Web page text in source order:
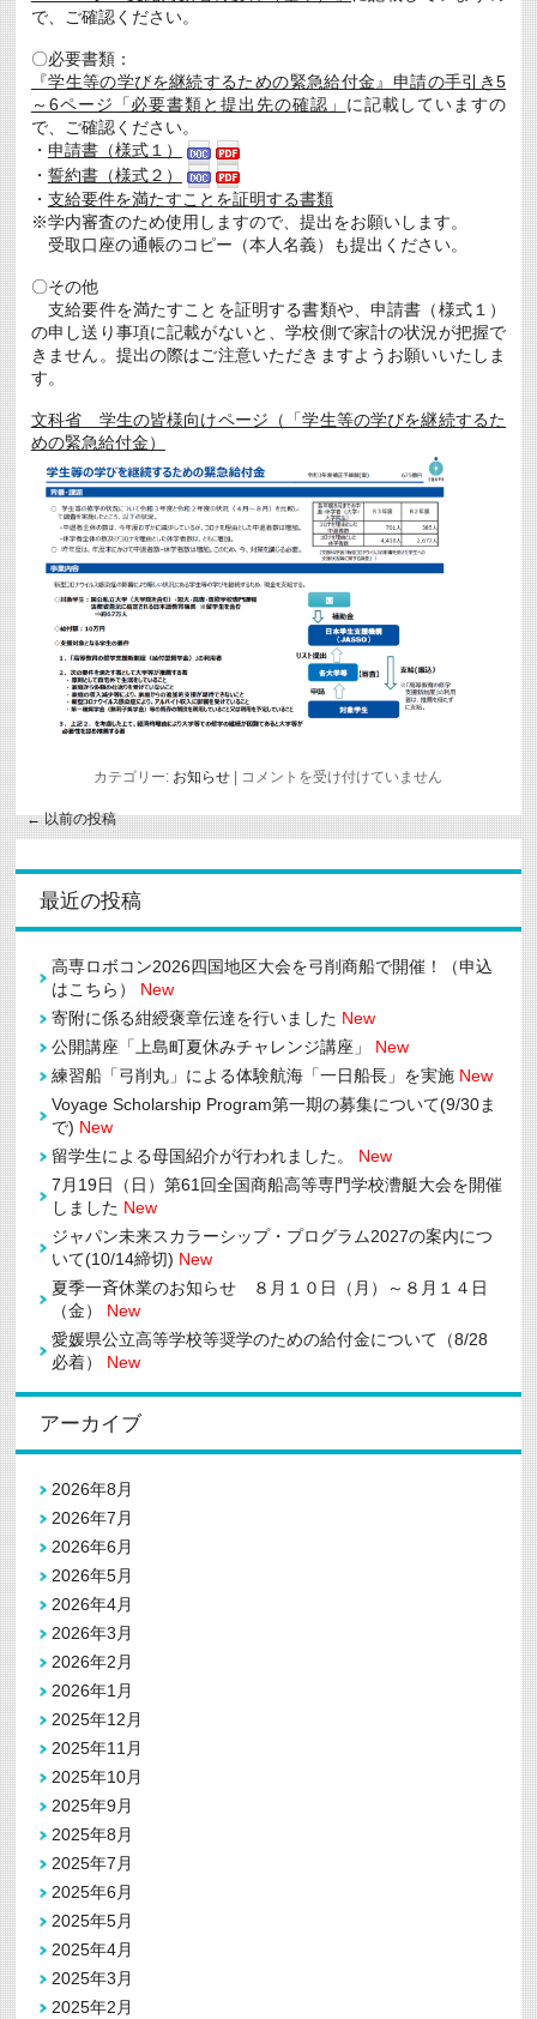
で、ご確認ください。
〇必要書類：
『学生等の学びを継続するための緊急給付金』申請の手引き5
～6ページ「必要書類と提出先の確認」 に記載していますの
で、ご確認ください。
・ 申請書（様式１）
・ 誓約書（様式２）
・ 支給要件を満たすことを証明する書類
※学内審査のため使用しますので、提出をお願いします。
受取口座の通帳のコピー（本人名義）も提出ください。
〇その他
支給要件を満たすことを証明する書類や、申請書（様式１）
の申し送り事項に記載がないと、学校側で家計の状況が把握で
きません。提出の際はご注意いただきますようお願いいたしま
す。
文科省 学生の皆様向けページ（「学生等の学びを継続するた
めの緊急給付金）
カテゴリー: お知らせ
学
の
た
の
緊
急
付
金
の
次
薦
い
(3/16
は
コメントを受け付けていません
←以前の投稿
最近の投稿
高専ロボコン2026四国地区大会を弓削商船で開催！（申込
はこちら） New
寄附に係る紺綬褒章伝達を行いました New
公開講座「上島町夏休みチャレンジ講座」
New
練習船「弓削丸」による体験航海「一日船長」を実施 New
Voyage Scholarship Program第一期の募集について(9/30ま
で) New
留学生による母国紹介が行われました。 New
7月19日（日）第61回全国商船高等専門学校漕艇大会を開催
しました New
ジャパン未来スカラーシップ・プログラム2027の案内につ
いて(10/14締切) New
夏季一斉休業のお知らせ ８月１０日（月）～８月１４日
（金） New
愛媛県公立高等学校等奨学のための給付金について（8/28
必着） New
アーカイブ
2026年8月
2026年7月
2026年6月
2026年5月
2026年4月
2026年3月
2026年2月
2026年1月
2025年12月
2025年11月
2025年10月
2025年9月
2025年8月
2025年7月
2025年6月
2025年5月
2025年4月
2025年3月
2025年2月